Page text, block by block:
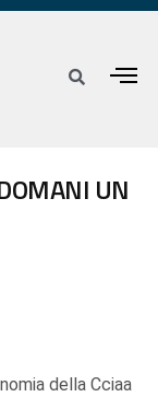
UN
della Cciaa